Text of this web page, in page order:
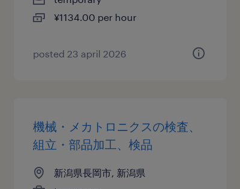
¥1134.00 per hour
posted 23 april 2026
機械・メカトロニクスの検査、
組立・部品加工、検品
新潟県長岡市, 新潟県